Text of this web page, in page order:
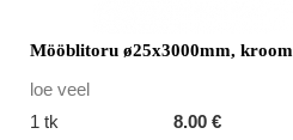
Mööblitoru ø25x3000mm, kroom
loe veel
1 tk
8.00 €